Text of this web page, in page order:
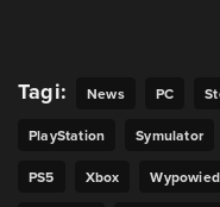
Tagi: News PC
PlayStation
Symulator
PS5
Xbox